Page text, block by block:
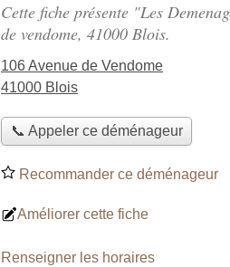
Cette fiche présente "Les
de vendome, 41000 Blois.
106 Avenue de Vendome
41000 Blois
📞 Appeler ce déménageur
Recommander ce déménageur
Améliorer cette fiche
Renseigner les horaires